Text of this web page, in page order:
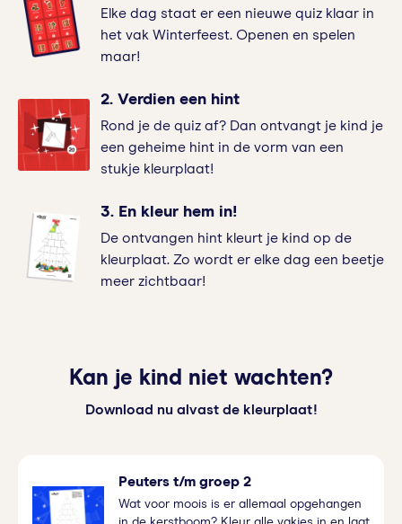
Elke dag staat er een nieuwe quiz klaar in
het vak Winterfeest. Openen en spelen
maar!
2. Verdien een hint
Rond je de quiz af? Dan ontvangt je kind je
een geheime hint in de vorm van een
stukje kleurplaat!
3. En kleur hem in!
De ontvangen hint kleurt je kind op de
kleurplaat. Zo wordt er elke dag een beetje
meer zichtbaar!
Kan je kind niet wachten?
Download nu alvast de kleurplaat!
Peuters t/m groep 2
Wat voor moois is er allemaal opgehangen